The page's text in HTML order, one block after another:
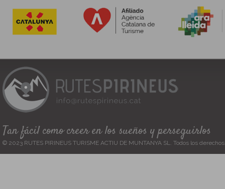
Tan fácil como creer en los sueños y perseguirlos
© 2023 RUTES PIRINEUS TURISME ACTIU DE MUNTANYA SL. Todos los